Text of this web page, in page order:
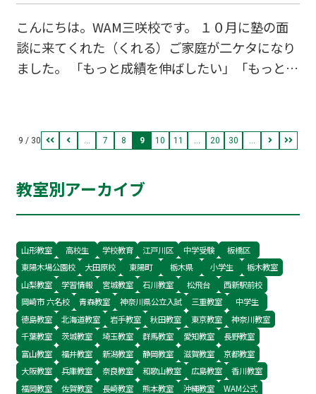
ち合うこと 豊かな髪のためには 一日に一度、
子供の指で梳いてもらうこと 美しい身のこなしの
ためには 決して一人で歩むことがないと知るこ
と 人は 物よりはるかに多く回復し 復活し 生
人たりとも見捨ててはなりません 助けて
こんにちは。WAM三咲校です。 １０月に塾の面
談に来てくれた（くれる）ご家庭が二ケタになり
ました。 「もっと成績を伸ばしたい」「もっと高
ストが悲惨だった」「学校で受ける高校がないと
言われてしまった」 「家で全く勉強しない、親子
んや親御さんの悲しみは痛いほど分かります。 勉
強のことについては２種類の人がいるのです。
うになる人」です。 私たちは千葉県船橋市三咲の
WAMで、お待ちしています。
9 / 30 ... 7 8 9 10 11 ... 20 30 ...
教室別アーカイブ
山形教室 高校生 学校教育 江戸川区 中学受験
板橋区
東陽木場公園校
大田原校 東陽町 栃木県 小学生
栃木教室
山梨教室
学習情報 宮城教室 石川教室 松飛台
西新駅前校
岡崎市 六名校
青森教室 神奈川県公立入試 三重教室
中学生
徳島教室
北海道教室 岩手教室 秋田教室 東京教室
神奈川教室
千葉教室
茨城教室 埼玉教室 群馬教室 愛知教室
長野教室
富山教室
福井教室 新潟教室 静岡教室 滋賀教室
京都教室
大阪教室
兵庫教室 奈良教室 和歌山教室 広島教室
香川教室
福岡教室
佐賀教室 長崎教室 熊本教室 沖縄教室 WAM公式